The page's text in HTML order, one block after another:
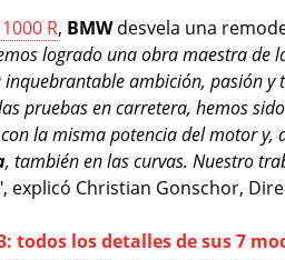
R, BMWdesvela una
logrado una obra maestra de
ambición, pasión y
pruebas en carretera, hemos
con la misma potencia del motor
, también en las curvas. Nuestro
explicó Christian Gonschor,
todos los detalles de sus 7